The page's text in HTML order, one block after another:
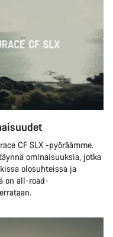
CF SLX -pyöräämme.
ominaisuuksia, jotka
olosuhteissa ja
on all-road-